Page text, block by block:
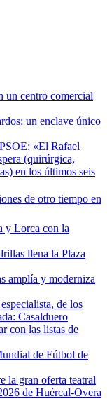
un centro comercial
un enclave único
«El Rafael
(quirúrgica,
en los últimos seis
de otro tiempo en
y Lorca con la
llena la Plaza
amplía y moderniza
de los
Casalduero
con las listas de
de Fútbol de
la gran oferta teatral
de Huércal-Overa